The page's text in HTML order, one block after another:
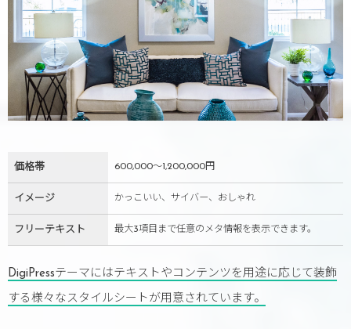
価格帯 600,000〜1,200,000円
イメージ かっこいい、サイバー、おしゃれ
フリーテキスト 最大3項目まで任意のメタ情報を表示できます。
DigiPressテーマにはテキストやコンテンツを用途に応じて装飾
する様々なスタイルシートが用意されています。